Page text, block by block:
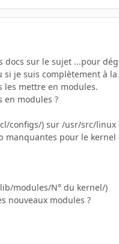
sur le sujet ...pour
si je suis complètement à
les mettre en modules.
en modules ?
configs/) sur /usr/src/
manquantes pour le
modules/N° du kernel/)
nouveaux modules ?